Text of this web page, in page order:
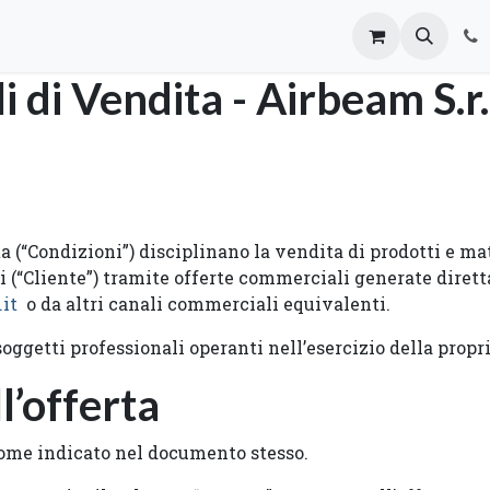
di Vendita - Airbeam
(“Condizioni”) disciplinano la vendita di prodotti e
(“Cliente”) tramite offerte commerciali generate
o da altri canali commerciali equivalenti.
professionali operanti nell’esercizio della
indicato nel documento stesso.